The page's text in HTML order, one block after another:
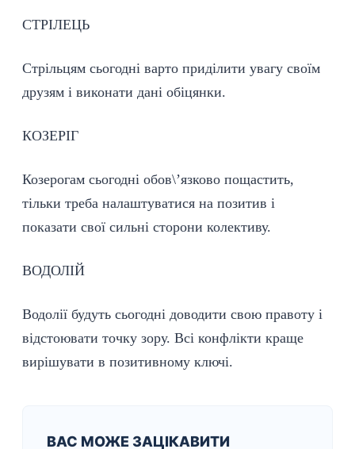
СТРІЛЕЦЬ
Стрільцям сьогодні варто приділити увагу своїм
друзям і виконати дані обіцянки.
КОЗЕРІГ
Козерогам сьогодні обов\’язково пощастить,
тільки треба налаштуватися на позитив і
показати свої сильні сторони колективу.
ВОДОЛІЙ
Водолії будуть сьогодні доводити свою правоту і
відстоювати точку зору. Всі конфлікти краще
вирішувати в позитивному ключі.
ВАС МОЖЕ ЗАЦІКАВИТИ